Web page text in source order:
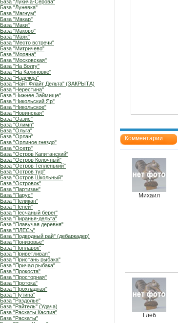
База "Лукича-Серова"
База "Луневка"
База "Магнум"
База "Макар"
База "Маки"
База "Маково"
База "Маяк"
База "Место встречи"
База "Митричево"
База "Моряна"
База "Московская"
База "На Волгу"
База "На Калиновке"
База "Надежда"
База "Найт Флайт Дельта" (ЗАКРЫТА)
База "Нерестина"
База "Нижнее Займище"
База "Никольский Яр"
База "Никольское"
База "Новинская"
База "Оазис"
База "Олимп"
База "Ольга"
База "Орлан"
База "Орлиное гнездо"
База "Осетр"
База "Остров Капитанский"
База "Остров Колочный"
База "Остров Тепленький"
База "Остров тур"
База "Остров Школьный"
База "Островок"
База "Партизан"
База "Парус"
База "Пеликан"
База "Пеней"
База "Песчаный берег"
База "Пиранья-дельта"
База "Плавучая деревня"
База "ПЛЕСъ"
База "Подводный рай" (дебаркадер)
База "Понизовье"
База "Поплавок"
База "Приветливая"
База "Пристань рыбака"
База "Причал рыбака"
База "Прокоста"
База "Просторная"
База "Протока"
База "Прохладная"
База "Путина"
База "Раздолье"
База "Райтель" (Удача)
База "Раскаты Каспия"
База "Раскаты"
Комментарии
Михаил
Глеб